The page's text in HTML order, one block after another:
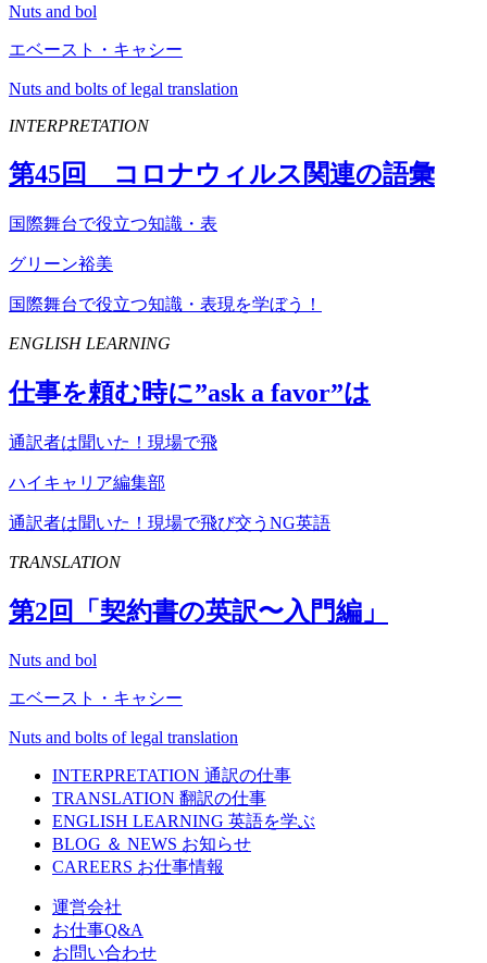
Nuts and bol
エベースト・キャシー
Nuts and bolts of legal translation
INTERPRETATION
第45回 コロナウィルス関連の語彙
国際舞台で役立つ知識・表
グリーン裕美
国際舞台で役立つ知識・表現を学ぼう！
ENGLISH LEARNING
仕事を頼む時に”ask a favor”は
通訳者は聞いた！現場で飛
ハイキャリア編集部
通訳者は聞いた！現場で飛び交うNG英語
TRANSLATION
第2回「契約書の英訳〜入門編」
Nuts and bol
エベースト・キャシー
Nuts and bolts of legal translation
INTERPRETATION 通訳の仕事
TRANSLATION 翻訳の仕事
ENGLISH LEARNING 英語を学ぶ
BLOG ＆ NEWS お知らせ
CAREERS お仕事情報
運営会社
お仕事Q&A
お問い合わせ